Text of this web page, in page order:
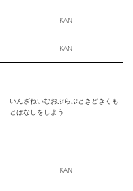
KAN
KAN
いんざねいむおぶらぶときどきくも
とはなしをしよう
KAN